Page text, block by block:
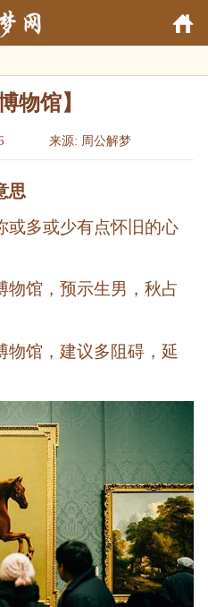
物馆】
来源: 周公解梦
思
或多或少有点怀旧的心
物馆，预示生男，秋占
物馆，建议多阻碍，延